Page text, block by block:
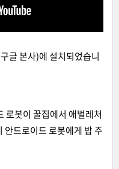
글 본사)에 설치되었습니
봇이 꿀집에서 애벌레처
안드로이드 로봇에게 밥 주